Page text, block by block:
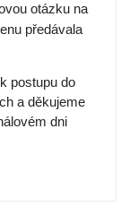
otázku na
předávala
postupu do
a děkujeme
dni